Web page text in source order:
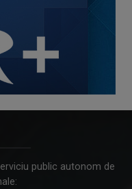
public autonom de